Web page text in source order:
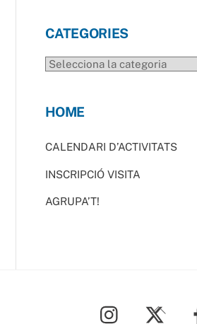
CATEGORIES
CATEGORIES
HOME
CALENDARI D’ACTIVITATS
INSCRIPCIÓ VISITA
AGRUPA’T!
To
Top